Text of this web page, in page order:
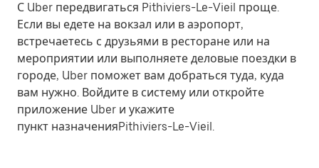
С Uber передвигаться Pithiviers-Le-Vieil проще.
Если вы едете на вокзал или в аэропорт,
встречаетесь с друзьями в ресторане или на
мероприятии или выполняете деловые поездки в
городе, Uber поможет вам добраться туда, куда
вам нужно. Войдите в систему или откройте
приложение Uber и укажите
пункт назначенияPithiviers-Le-Vieil.